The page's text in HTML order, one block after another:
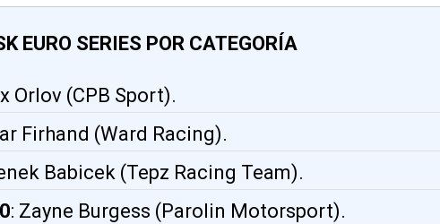
EURO SERIES POR CATEGORÍA
Orlov (CPB Sport).
Firhand (Ward Racing).
Babicek (Tepz Racing Team).
: Zayne Burgess (Parolin Motorsport).